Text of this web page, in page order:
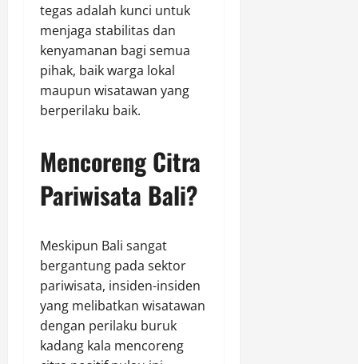
tegas adalah kunci untuk
menjaga stabilitas dan
kenyamanan bagi semua
pihak, baik warga lokal
maupun wisatawan yang
berperilaku baik.
Mencoreng Citra
Pariwisata Bali?
Meskipun Bali sangat
bergantung pada sektor
pariwisata, insiden-insiden
yang melibatkan wisatawan
dengan perilaku buruk
kadang kala mencoreng